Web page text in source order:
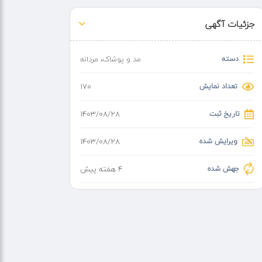
جزئیات آگهی
دسته مد و پوشاک، مردانه
تعداد نمایش 170
تاریخ ثبت ۱۴۰۳/۰۸/۲۸
ویرایش شده ۱۴۰۳/۰۸/۲۸
جهش شده 4 هفته پیش